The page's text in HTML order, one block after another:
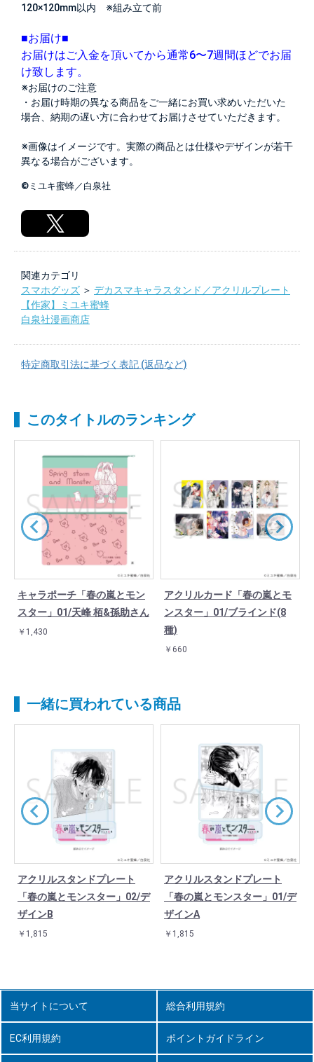
120×120mm以内 ※組み立て前
■お届け■
お届けはご入金を頂いてから通常6〜7週間ほどでお届
け致します。
※お届けのご注意
・お届け時期の異なる商品をご一緒にお買い求めいただいた
場合、納期の遅い方に合わせてお届けさせていただきます。
※画像はイメージです。実際の商品とは仕様やデザインが若干
異なる場合がございます。
©ミユキ蜜蜂／白泉社
関連カテゴリ
スマホグッズ ＞ デカスマキャラスタンド／アクリルプレート
【作家】ミユキ蜜蜂
白泉社漫画商店
特定商取引法に基づく表記 (返品など)
このタイトルのランキング
キャラポーチ「春の嵐とモン
スター」01/天峰 栢&孫助さん
￥1,430
アクリルカード「春の嵐とモ
ンスター」01/ブラインド(8
種)
￥660
一緒に買われている商品
アクリルスタンドプレート
「春の嵐とモンスター」02/デ
ザインB
￥1,815
アクリルスタンドプレート
「春の嵐とモンスター」01/デ
ザインA
￥1,815
当サイトについて 総合利用規約
EC利用規約 ポイントガイドライン